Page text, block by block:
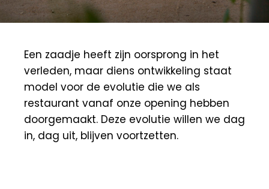
Een zaadje heeft zijn oorsprong in het
verleden, maar diens ontwikkeling staat
model voor de evolutie die we als
restaurant vanaf onze opening hebben
doorgemaakt. Deze evolutie willen we dag
in, dag uit, blijven voortzetten.